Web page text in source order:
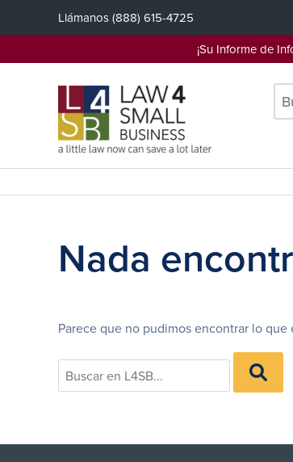
Llámanos(888) 615-4725
¡Su Informe de
Nada
Parece que no pudimos encontrar lo que
Search
for:
BUSCAR
EN
L4SB